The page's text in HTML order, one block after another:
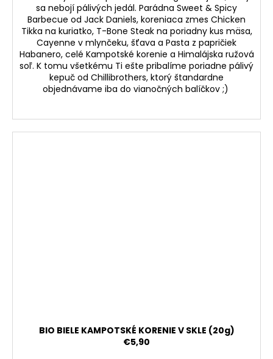
sa nebojí pálivých jedál. Parádna Sweet & Spicy
Barbecue od Jack Daniels, koreniaca zmes Chicken
Tikka na kuriatko, T-Bone Steak na poriadny kus mäsa,
Cayenne v mlynčeku, šťava a Pasta z papričiek
Habanero, celé Kampotské korenie a Himalájska ružová
soľ. K tomu všetkému Ti ešte pribalíme poriadne pálivý
kepuč od Chillibrothers, ktorý štandardne
objednávame iba do vianočných balíčkov ;)
BIO BIELE KAMPOTSKÉ KORENIE V SKLE (20g)
€5,90